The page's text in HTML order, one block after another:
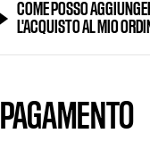
COME POSSO
L'ACQUISTO AL MIO
PAGAMENTO